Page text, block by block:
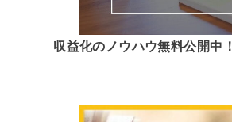
収益化のノウハウ無料公開中！